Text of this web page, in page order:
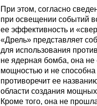
При этом, согласно
при освещении событий
ее эффективность и
«Дрель» представляет
для использования
не ядерная бомба, она
мощностью и не способна
противоречит ее
области создания
Кроме того, она не